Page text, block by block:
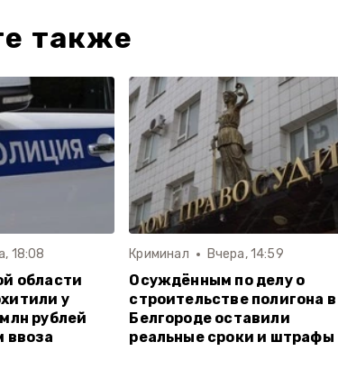
также
18:08
области
у
рублей
ввоза
Криминал Вчера, 14:59
Осуждённым по делу о
строительстве полигона в
Белгороде оставили
реальные сроки и штрафы